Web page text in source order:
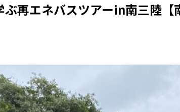
ぶ再エネバスツアーin南三陸